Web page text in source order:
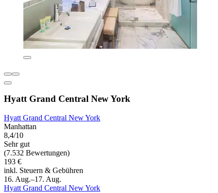
Hyatt Grand Central New York
Hyatt Grand Central New York
Manhattan
8,4/10
Sehr gut
(7.532 Bewertungen)
193 €
inkl. Steuern & Gebühren
16. Aug.–17. Aug.
Hyatt Grand Central New York